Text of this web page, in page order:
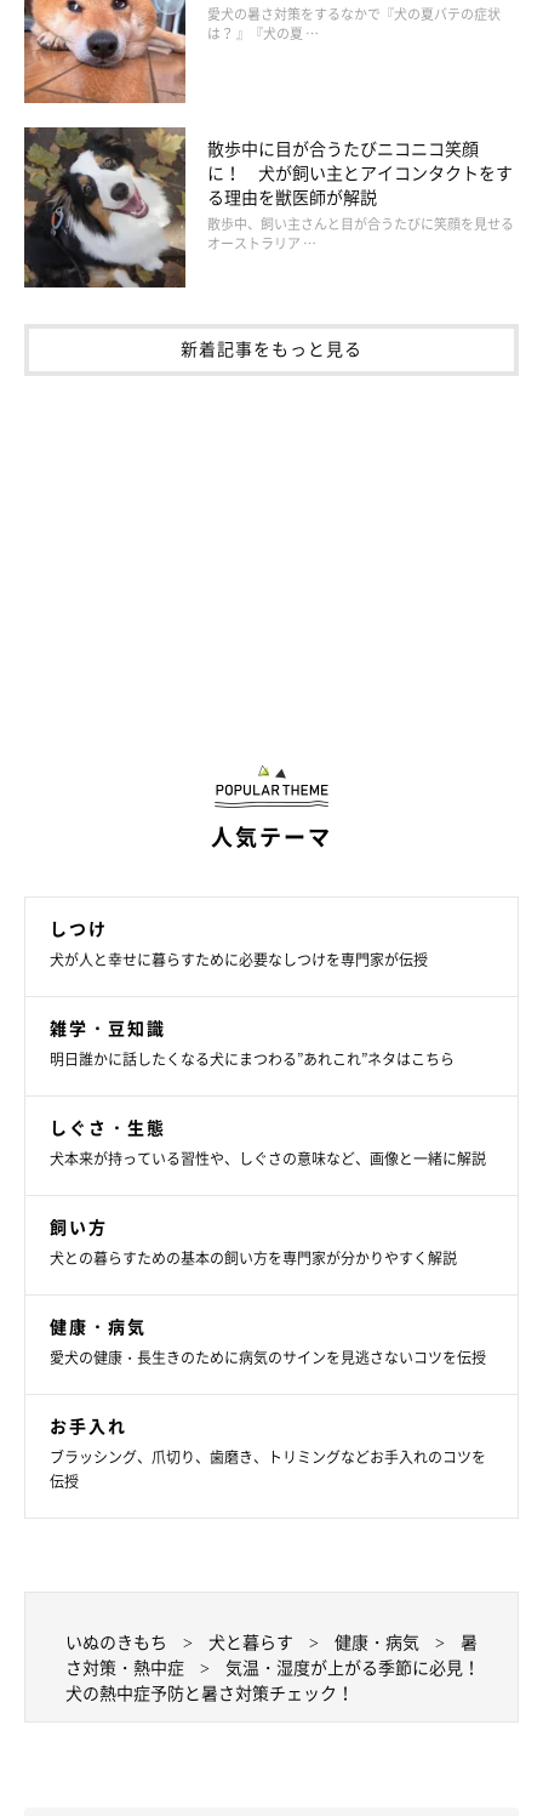
犬の熱中症対策がGW頃から必要となる理由
4月下旬〜5月になるゴールデンウィークの頃から犬の熱中症対策
が必要になる理由としては、
お出かけをして環境が変わったり興奮することが増える
まだ犬の体が暑さに慣れていない
時期的に冷房を使い始めていない頃に室温が思いのほか上
といったことで犬が熱中症を起こしてしまうケースがあるからで
このため、犬の体が慣れていない暑い日は、暑い時間帯を避けて
運動・散歩をしたり、散歩中はこまめに水分補給をすることや休
憩を挟むことが大切です。
愛犬の暑さ対策をするなかで『犬の夏バテの症状
は？ 』『犬の夏 …
散歩中に目が合うたびニコニコ笑顔
に！ 犬が飼い主とアイコンタクトをす
る理由を獣医師が解説
散歩中、飼い主さんと目が合うたびに笑顔を見せる
オーストラリア …
新着記事をもっと見る
人気テーマ
しつけ
犬が人と幸せに暮らすために必要なしつけを専門家が伝授
雑学・豆知識
明日誰かに話したくなる犬にまつわる”あれこれ”ネタはこちら
しぐさ・生態
犬本来が持っている習性や、しぐさの意味など、画像と一緒に解説
飼い方
犬との暮らすための基本の飼い方を専門家が分かりやすく解説
健康・病気
愛犬の健康・長生きのために病気のサインを見逃さないコツを伝授
お手入れ
ブラッシング、爪切り、歯磨き、トリミングなどお手入れのコツを
伝授
いぬのきもち 犬と暮らす 健康・病気
暑
さ対策・熱中症
気温・湿度が上がる季節に必見！
犬の熱中症予防と暑さ対策チェック！